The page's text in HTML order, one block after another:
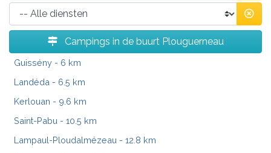
Campings in de buurt Plouguerneau
Guissény - 6 km
Landéda - 6.5 km
Kerlouan - 9.6 km
Saint-Pabu - 10.5 km
Lampaul-Ploudalmézeau - 12.8 km